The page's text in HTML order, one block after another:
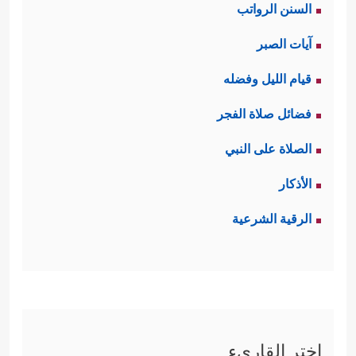
والحماية ما لا يخفى، وكان من ذلك أن
سخَّر لها نبيًّا من الأنبياء ليقوم بكفالتها
والعناية بها، ولم يغفل القرآن هنا الجانب
الجسدي في التربية
ٱلۡمِحۡرَابَ وَجَدَ عِندَهَا رِزۡقࣰا﴾
السنن الرواتب
آيات الصبر
قيام الليل وفضله
فضائل صلاة الفجر
الصلاة على النبي
الأذكار
الرقية الشرعية
اختر القاريء